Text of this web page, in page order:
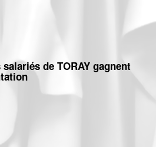
: situation préoccupante pour
de TORAY gagnent